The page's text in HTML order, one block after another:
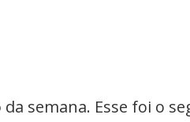
semana. Esse foi o